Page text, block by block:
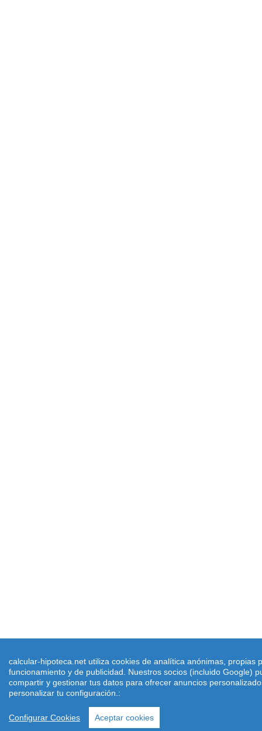
calcular-hipoteca.net utiliza cookies de analítica anónimas, propias
funcionamiento y de publicidad. Nuestros socios (incluido Google)
compartir y gestionar tus datos para ofrecer anuncios
personalizar tu configuración.:
Configurar Cookies Aceptar cookies